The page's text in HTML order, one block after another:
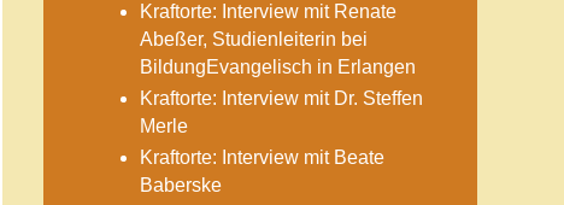
Kraftorte: Interview mit Renate
Abeßer, Studienleiterin bei
BildungEvangelisch in Erlangen
Kraftorte: Interview mit Dr. Steffen
Merle
Kraftorte: Interview mit Beate
Baberske